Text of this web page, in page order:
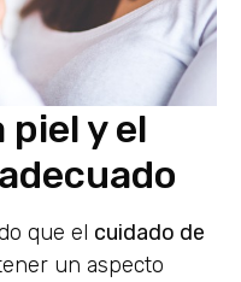
piel y el
que el cuidado de
un aspecto